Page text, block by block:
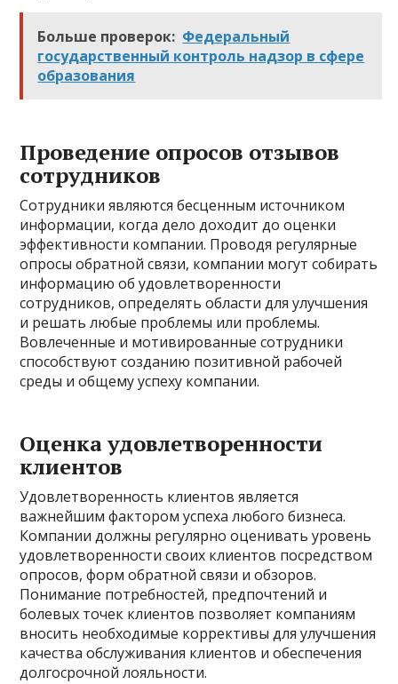
Больше проверок: Федеральный
государственный контроль надзор в сфере
образования
Проведение опросов отзывов
сотрудников
Сотрудники являются бесценным источником
информации, когда дело доходит до оценки
эффективности компании. Проводя регулярные
опросы обратной связи, компании могут собирать
информацию об удовлетворенности
сотрудников, определять области для улучшения
и решать любые проблемы или проблемы.
Вовлеченные и мотивированные сотрудники
способствуют созданию позитивной рабочей
среды и общему успеху компании.
Оценка удовлетворенности
клиентов
Удовлетворенность клиентов является
важнейшим фактором успеха любого бизнеса.
Компании должны регулярно оценивать уровень
удовлетворенности своих клиентов посредством
опросов, форм обратной связи и обзоров.
Понимание потребностей, предпочтений и
болевых точек клиентов позволяет компаниям
вносить необходимые коррективы для улучшения
качества обслуживания клиентов и обеспечения
долгосрочной лояльности.